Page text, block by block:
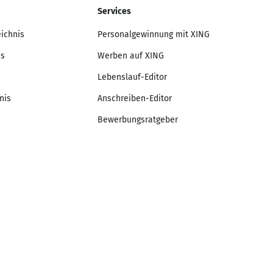
Services
Personalgewinnung mit XING
Werben auf XING
Lebenslauf-Editor
Anschreiben-Editor
Bewerbungsratgeber